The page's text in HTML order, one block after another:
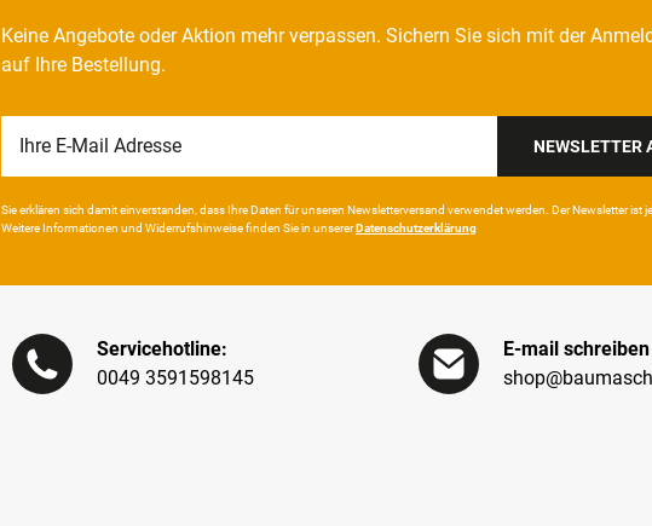
Keine Angebote oder Aktion mehr verpassen. Sichern Sie sich mit der
auf Ihre Bestellung.
Honig
NEWSLETTER
Sie erklären sich damit ein­ver­standen, dass Ihre Da­ten für unseren News­letter­versand ver­wen­det werden. Der News­letter ist
Weitere Infor­mationen und Wider­rufshin­weise finden Sie in unserer Daten­schutz­erklärung
Servicehotline:
0049 3591598145
E-mail